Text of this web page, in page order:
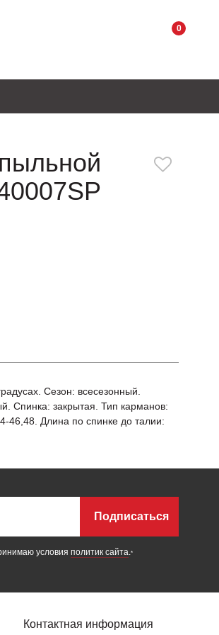
0
Сезон: всесезонный.
Спинка: закрытая. Тип карманов:
46,48. Длина по спинке до талии:
условия политик сайта.*
Подписаться
Контактная информация